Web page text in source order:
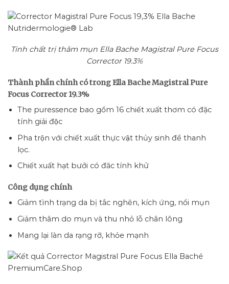
Tinh chất trị thâm mụn Ella Bache Magistral Pure Focus
Corrector 19.3%
Thành phần chính có trong Ella Bache Magistral Pure
Focus Corrector 19.3%
The puressence bao gồm 16 chiết xuất thơm có đặc
tính giải độc
Pha trộn với chiết xuất thực vật thủy sinh để thanh
lọc.
Chiết xuất hạt bưởi có đăc tính khử
Công dụng chính
Giảm tình trạng da bị tắc nghẽn, kích ứng, nổi mụn
Giảm thâm do mụn và thu nhỏ lỗ chân lông
Mang lại làn da rạng rỡ, khỏe mạnh